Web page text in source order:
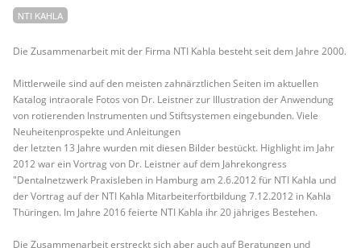
NTI KAHLA
Die Zusammenarbeit mit der Firma NTI Kahla besteht seit dem Jahre 2000.
Mittlerweile sind auf den meisten zahnärztlichen Seiten im aktuellen
Katalog intraorale Fotos von Dr. Leistner zur Illustration der Anwendung
von rotierenden Instrumenten und Stiftsystemen eingebunden. Viele
Neuheitenprospekte und Anleitungen
der letzten 13 Jahre wurden mit diesen Bilder bestückt. Highlight im Jahr
2012 war ein Vortrag von Dr. Leistner auf dem Jahrekongress
"Dentalnetzwerk Praxisleben in Hamburg am 2.6.2012 für NTI Kahla und
der Vortrag auf der NTI Kahla Mitarbeiterfortbildung 7.12.2012 in Kahla
Thüringen. Im Jahre 2016 feierte NTI Kahla ihr 20 jähriges Bestehen.
Die Zusammenarbeit erstreckt sich aber auch auf Beratungen und